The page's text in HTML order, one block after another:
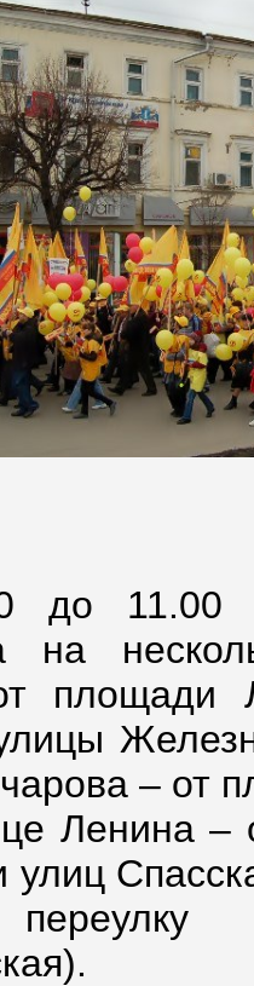
11.00
на
площади
– от
Ленина –
улиц